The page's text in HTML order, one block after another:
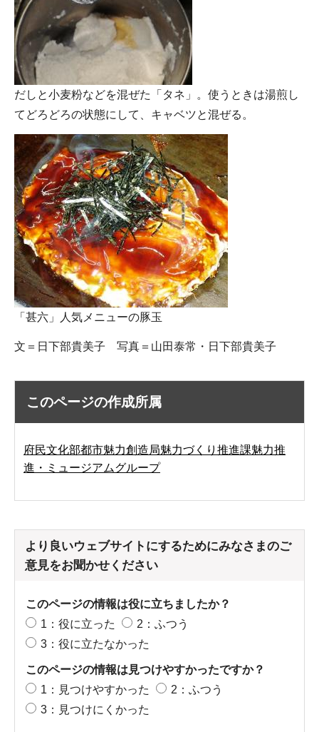
だしと小麦粉などを混ぜた「タネ」。使うときは湯煎し
てどろどろの状態にして、キャベツと混ぜる。
「甚六」人気メニューの豚玉
文＝日下部貴美子 写真＝山田泰常・日下部貴美子
このページの作成所属
府民文化部都市魅力創造局魅力づくり推進課魅力推
進・ミュージアムグループ
より良いウェブサイトにするためにみなさまのご
意見をお聞かせください
このページの情報は役に立ちましたか？
1：役に立った
2：ふつう
3：役に立たなかった
このページの情報は見つけやすかったですか？
1：見つけやすかった
2：ふつう
3：見つけにくかった